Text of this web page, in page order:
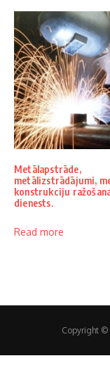
Metālapstrāde,
metālizstrādājumi,
konstrukciju
dienests.
Read more
Copyright ©